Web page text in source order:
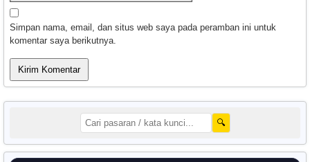
Simpan nama, email, dan situs web saya pada peramban ini untuk
komentar saya berikutnya.
🔍